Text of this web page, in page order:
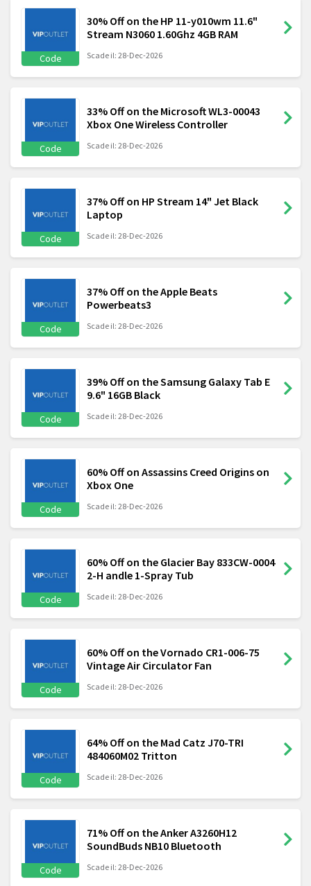
Code
30% Off on the HP 11-y010wm 11.6"
Stream N3060 1.60Ghz 4GB RAM
Scade il: 28-Dec-2026
Code
33% Off on the Microsoft WL3-00043
Xbox One Wireless Controller
Scade il: 28-Dec-2026
Code
37% Off on HP Stream 14" Jet Black
Laptop
Scade il: 28-Dec-2026
Code
37% Off on the Apple Beats
Powerbeats3
Scade il: 28-Dec-2026
Code
39% Off on the Samsung Galaxy Tab E
9.6" 16GB Black
Scade il: 28-Dec-2026
Code
60% Off on Assassins Creed Origins on
Xbox One
Scade il: 28-Dec-2026
Code
60% Off on the Glacier Bay 833CW-0004
2-H andle 1-Spray Tub
Scade il: 28-Dec-2026
Code
60% Off on the Vornado CR1-006-75
Vintage Air Circulator Fan
Scade il: 28-Dec-2026
Code
64% Off on the Mad Catz J70-TRI
484060M02 Tritton
Scade il: 28-Dec-2026
Code
71% Off on the Anker A3260H12
SoundBuds NB10 Bluetooth
Scade il: 28-Dec-2026